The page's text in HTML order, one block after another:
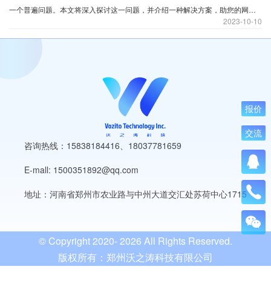
10-10
2023
一个普遍问题。本文将深入探讨这一问题，并介绍一种解决方案，助您的网站
慢的加载速度可能会令用户失去耐心并离开网站。
咨询热线：15838184416、 18037781659
E-mall: 1500351892@qq.com
地址：河南省郑州市农业路与中州大道交汇处苏荷中心1715
© Copyright 2020- 2026 All Rights Reserved.
版权所有：郑州沃之涛科技有限公司
报价
交流